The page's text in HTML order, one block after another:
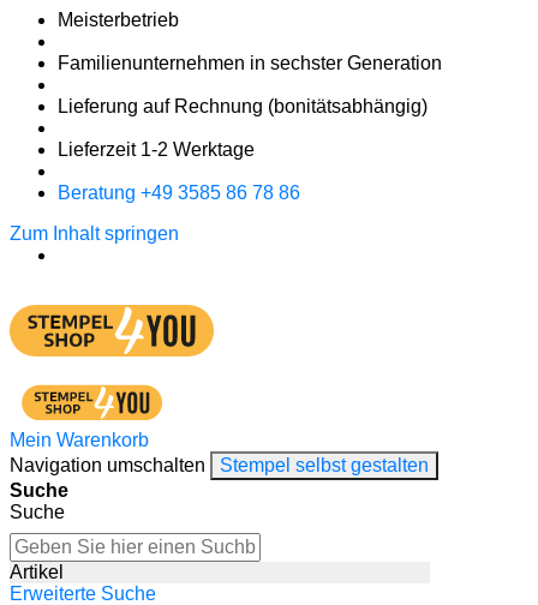
Meister­betrieb
Familien­unter­nehmen in sechster Gene­ration
Lieferung auf Rech­nung (bonitätsabhängig)
Liefer­zeit 1-2 Werk­tage
Bera­tung +49 3585 86 78 86
Zum Inhalt springen
Mein Warenkorb
Navigation umschalten
Stempel selbst gestalten
Suche
Suche
Artikel
Erweiterte Suche